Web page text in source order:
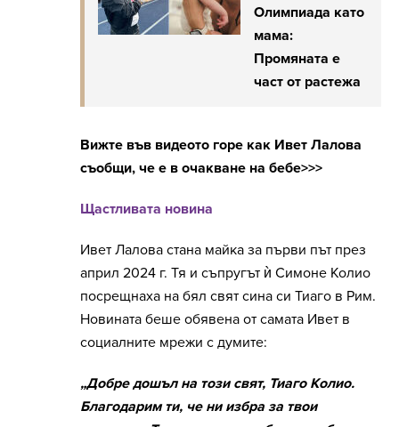
Олимпиада като
мама:
Промяната е
част от растежа
Вижте във видеото горе как Ивет Лалова
съобщи, че е в очакване на бебе>>>
Щастливата новина
Ивет Лалова стана майка за първи път през
април 2024 г. Тя и съпругът ѝ Симоне Колио
посрещнаха на бял свят сина си Тиаго в Рим.
Новината беше обявена от самата Ивет в
социалните мрежи с думите:
„Добре дошъл на този свят, Тиаго Колио.
Благодарим ти, че ни избра за твои